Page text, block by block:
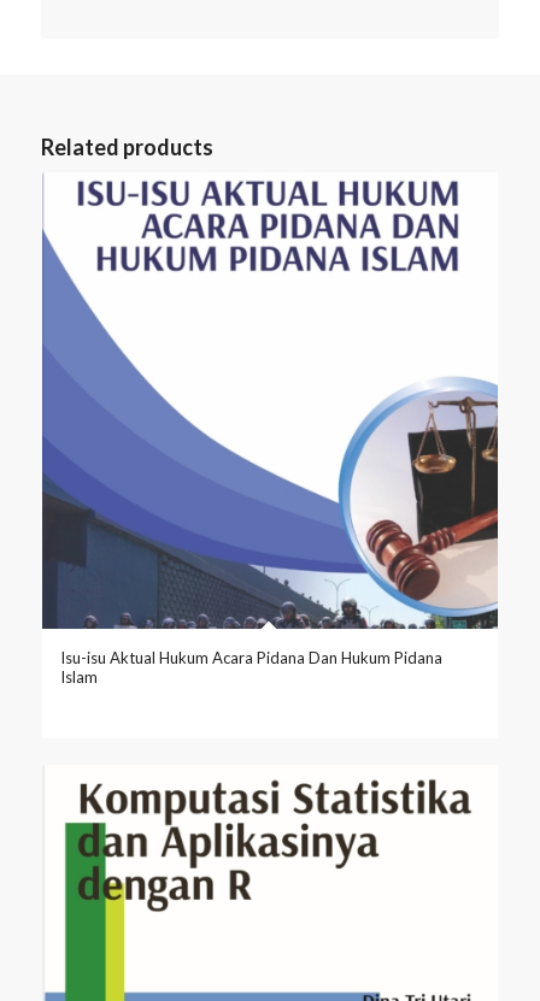
Related products
Isu-isu Aktual Hukum Acara Pidana Dan Hukum Pidana
Islam